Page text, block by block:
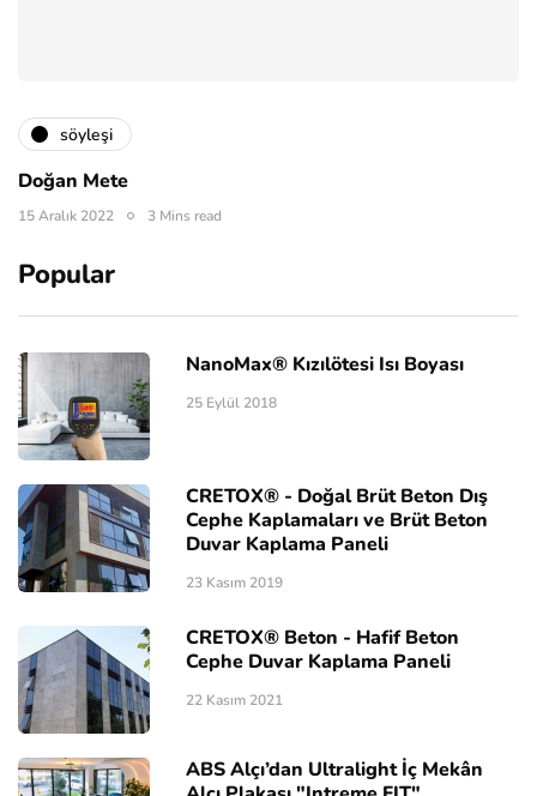
söyleşi
Doğan Mete
15 Aralık 2022 3 Mins read
Popular
NanoMax® Kızılötesi Isı Boyası
25 Eylül 2018
CRETOX® - Doğal Brüt Beton Dış
Cephe Kaplamaları ve Brüt Beton
Duvar Kaplama Paneli
23 Kasım 2019
CRETOX® Beton - Hafif Beton
Cephe Duvar Kaplama Paneli
22 Kasım 2021
ABS Alçı’dan Ultralight İç Mekân